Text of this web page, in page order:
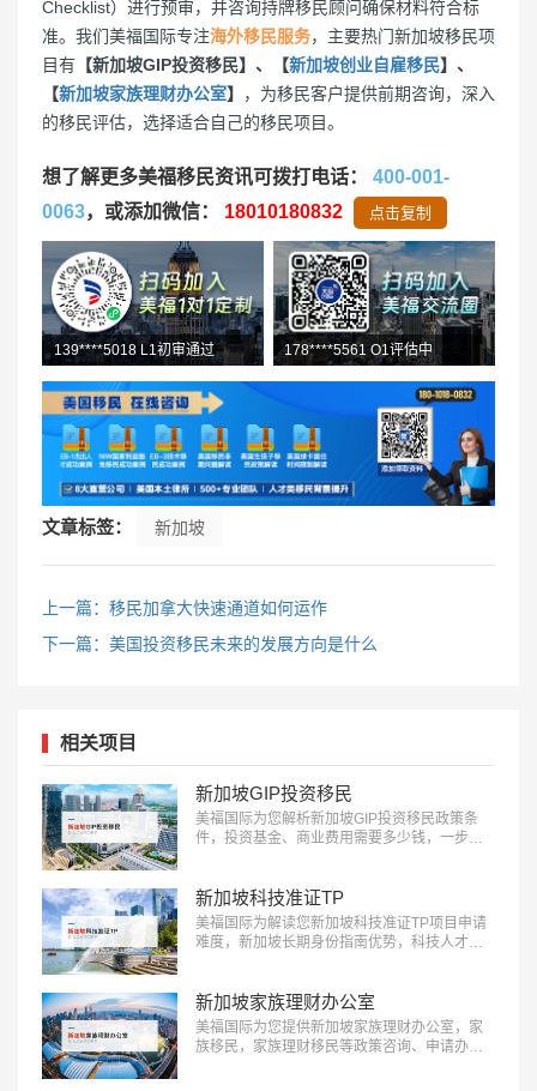
Checklist）进行预审，并咨询持牌移民顾问确保材料符合标
准。我们美福国际专注海外移民服务，主要热门新加坡移民项
目有 【新加坡GIP投资移民】、【新加坡创业自雇移民】、
【新加坡家族理财办公室】
，为移民客户提供前期咨询，深入
的移民评估，选择适合自己的移民项目。
想了解更多美福移民资讯可拨打电话： 400-001-
0063，或添加微信： 18010180832 点击复制
139****5018 L1初审通过 178****5561 O1评估中
文章标签： 新加坡
上一篇：移民加拿大快速通道如何运作
下一篇：美国投资移民未来的发展方向是什么
相关项目
新加坡GIP投资移民
美福国际为您解析新加坡GIP投资移民政策条
件，投资基金、商业费用需要多少钱，一步到
新加坡科技准证TP
美福国际为解读您新加坡科技准证TP项目申请
难度，新加坡长期身份指南优势，科技人才移
新加坡家族理财办公室
美福国际为您提供新加坡家族理财办公室，家
族移民，家族理财移民等政策咨询、申请办理